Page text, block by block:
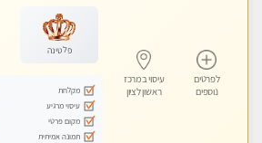
לפרטים
נוספים
עיסוי במרכז
ראשון לציון
פלטינה
מקלחת
עיסוי מרגיע
מקום פרטי
תמונה אמיתית